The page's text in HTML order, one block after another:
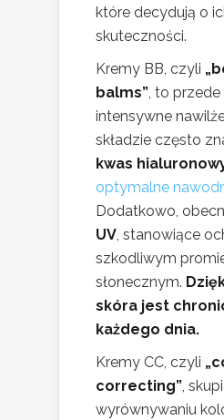
które decydują o
skuteczności.
Kremy BB, czyli
balms”, to
intensywne
składzie często
kwas
optymalne
Dodatkowo,
UV, stanowiące
szkodliwym
słonecznym.
skóra jest
każdego dnia.
Kremy CC, czyli
correcting”,
wyrównywaniu